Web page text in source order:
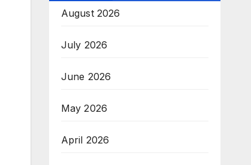
August 2026
July 2026
June 2026
May 2026
April 2026